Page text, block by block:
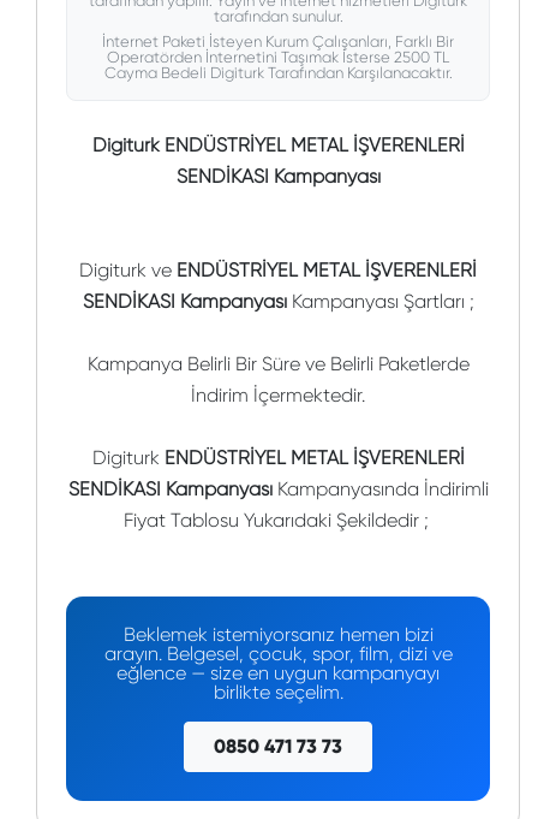
tarafından sunulur.
İnternet Paketi İsteyen Kurum Çalışanları, Farklı Bir
Operatörden İnternetini Taşımak İsterse 2500 TL
Cayma Bedeli Digiturk Tarafından Karşılanacaktır.
Digiturk ENDÜSTRİYEL METAL İŞVERENLERİ
SENDİKASI Kampanyası
Digiturk ve ENDÜSTRİYEL METAL İŞVERENLERİ
SENDİKASI KampanyasıKampanyası Şartları ;
Kampanya Belirli Bir Süre ve Belirli Paketlerde
İndirim İçermektedir.
Digiturk ENDÜSTRİYEL METAL İŞVERENLERİ
SENDİKASI KampanyasıKampanyasında İndirimli
Fiyat Tablosu Yukarıdaki Şekildedir ;
Beklemek istemiyorsanız hemen bizi
arayın. Belgesel, çocuk, spor, film, dizi ve
eğlence — size en uygun kampanyayı
birlikte seçelim.
0850 471 73 73